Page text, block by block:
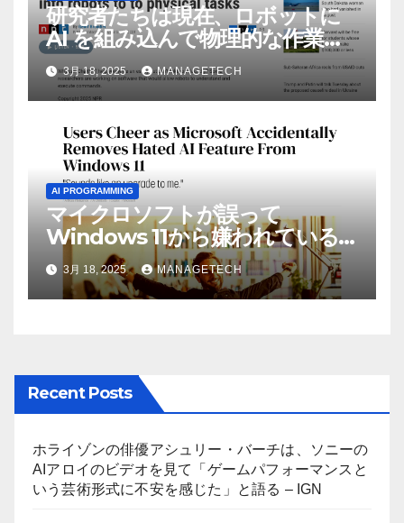
研究者たちは現在、ロボットに
AI を組み込んで物理的な作業を
実行させている | ノーザン パブ
リック ラジオ: WNIJ および
WNIU
3月 18, 2025 MANAGETECH
AI PROGRAMMING
マイクロソフトが誤って
Windows 11から嫌われている
AI機能を削除したことにユーザ
ーが歓喜
3月 18, 2025 MANAGETECH
Recent Posts
ホライゾンの俳優アシュリー・バーチは、ソニーの
AIアロイのビデオを見て「ゲームパフォーマンスと
いう芸術形式に不安を感じた」と語る – IGN